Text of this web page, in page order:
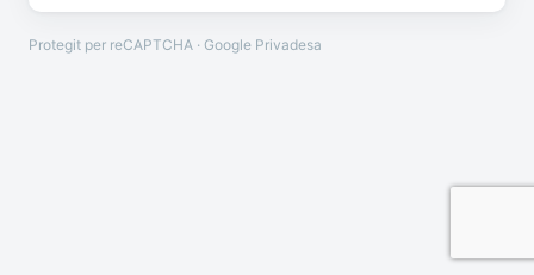
Protegit per reCAPTCHA · Google Privadesa